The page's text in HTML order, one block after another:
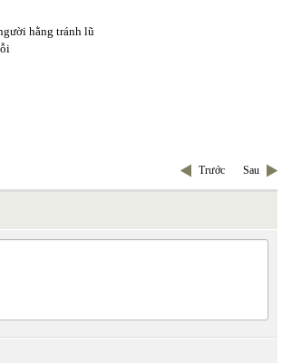
hằng tránh lũ
Trước Sau